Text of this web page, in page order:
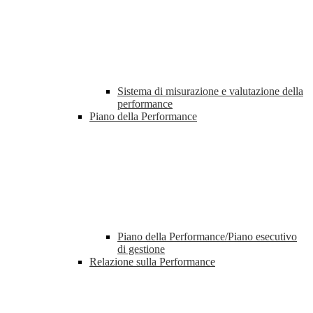
Sistema di misurazione e valutazione della
performance
Piano della Performance
Piano della Performance/Piano esecutivo
di gestione
Relazione sulla Performance